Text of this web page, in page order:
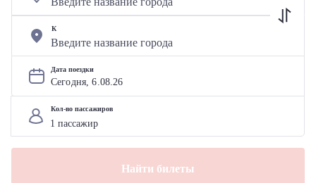
К
Дата поездки
Сегодня, 6.08.26
Кол-во пассажиров
Найти билеты